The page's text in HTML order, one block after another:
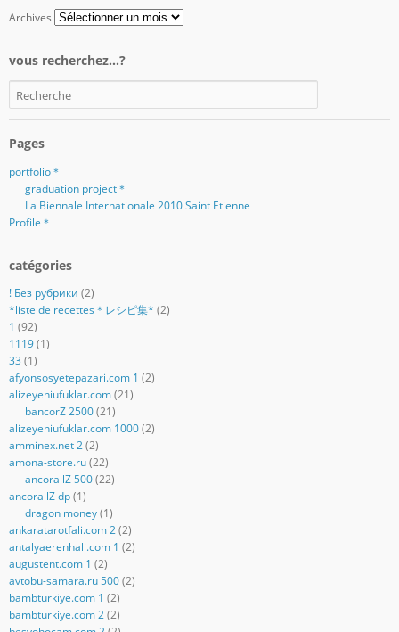
Archives
vous recherchez…?
Pages
portfolio＊
graduation project＊
La Biennale Internationale 2010 Saint Etienne
Profile＊
catégories
! Без рубрики (2)
*liste de recettes＊レシピ集* (2)
1 (92)
1119(1)
33 (1)
afyonsosyetepazari.com 1 (2)
alizeyeniufuklar.com(21)
bancorZ 2500(21)
alizeyeniufuklar.com 1000(2)
amminex.net 2(2)
amona-store.ru(22)
ancorallZ 500(22)
ancorallZ dp(1)
dragon money(1)
ankaratarotfali.com 2(2)
antalyaerenhali.com 1 (2)
augustent.com 1 (2)
avtobu-samara.ru 500(2)
bambturkiye.com 1 (2)
bambturkiye.com 2(2)